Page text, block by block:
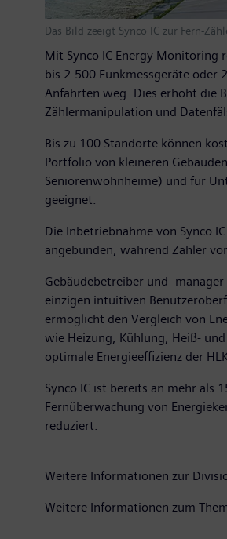
Das Bild zeeigt Synco IC zur Fern-
Mit Synco IC Energy Monitoring
bis 2.500 Funkmessgeräte oder
Anfahrten weg. Dies erhöht die
Zählermanipulation und
Bis zu 100 Standorte können
Portfolio von kleineren
Seniorenwohnheime) und für
geeignet.
Die Inbetriebnahme von Synco
angebunden, während Zähler
Gebäudebetreiber und -
einzigen intuitiven
ermöglicht den Vergleich von
wie Heizung, Kühlung, Heiß-
optimale Energieeffizienz der
Synco IC ist bereits an mehr als
Fernüberwachung von
reduziert.
Weitere Informationen zur
Weitere Informationen zum